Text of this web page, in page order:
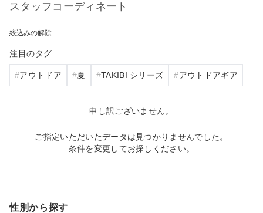
スタッフコーディネート
絞込みの解除
注目のタグ
アウトドア 夏 TAKIBI シリーズ アウトドアギア
申し訳ございません。
ご指定いただいたデータは見つかりませんでした。
条件を変更してお探しください。
性別から探す